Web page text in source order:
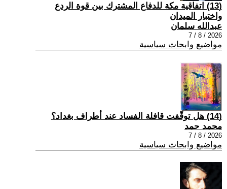
(13) اتفاقية مكة للدفاع المشترك بين قوة الردع
واختبار الميدان
عبدالله سلمان
2026 / 8 / 7
مواضيع وابحاث سياسية
(14) هل توقّفت قافلة الفساد عند أطراف بغداد؟
محمد حمد
2026 / 8 / 7
مواضيع وابحاث سياسية